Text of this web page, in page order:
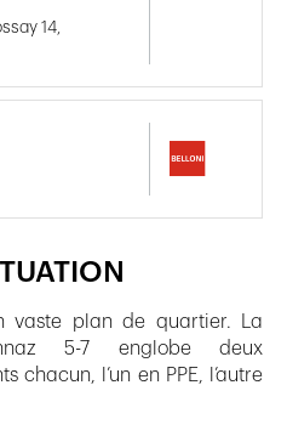
vaste plan de quartier. La
5-7 englobe deux
chacun, l’un en PPE, l’autre
14,